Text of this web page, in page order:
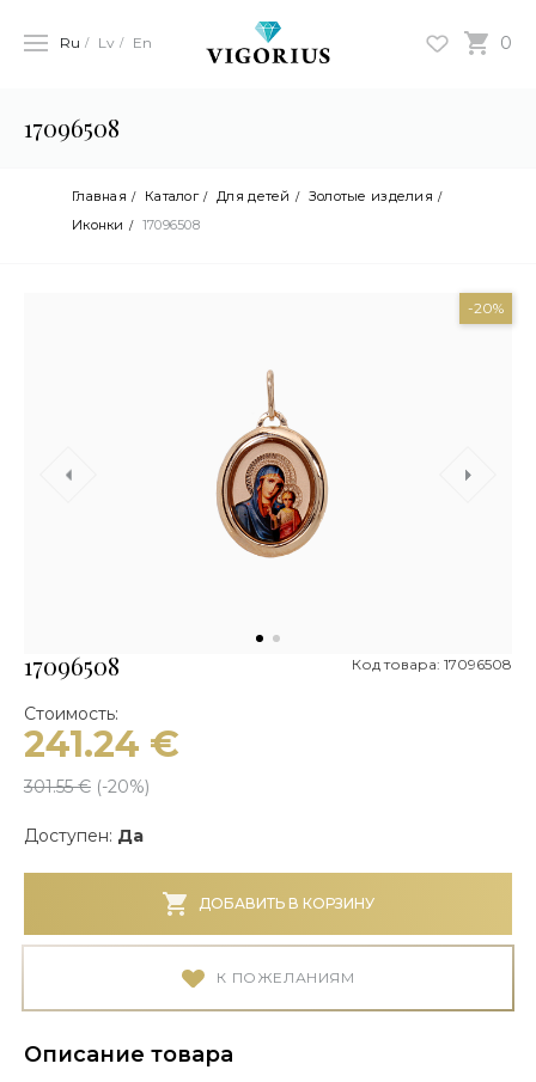
0
Ru Lv En
17096508
Главная Каталог Для детей
Золотые изделия
Иконки
17096508
-20%
17096508 Код товара: 17096508
Стоимость:
241.24 €
301.55€ (-20%)
Доступен: Да
ДОБАВИТЬ В КОРЗИНУ
К ПОЖЕЛАНИЯМ
Описание товара